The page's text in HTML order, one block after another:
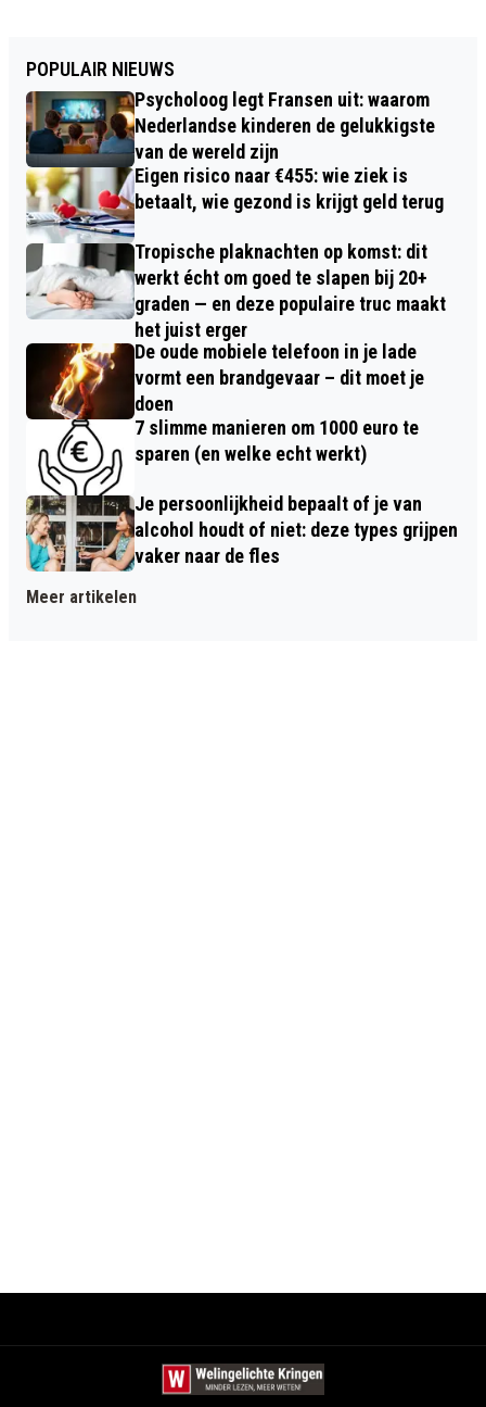
POPULAIR NIEUWS
Psycholoog legt Fransen uit: waarom
Nederlandse kinderen de gelukkigste
van de wereld zijn
Eigen risico naar €455: wie ziek is
betaalt, wie gezond is krijgt geld terug
Tropische plaknachten op komst: dit
werkt écht om goed te slapen bij 20+
graden — en deze populaire truc maakt
het juist erger
De oude mobiele telefoon in je lade
vormt een brandgevaar – dit moet je
doen
7 slimme manieren om 1000 euro te
sparen (en welke echt werkt)
Je persoonlijkheid bepaalt of je van
alcohol houdt of niet: deze types grijpen
vaker naar de fles
Meer artikelen